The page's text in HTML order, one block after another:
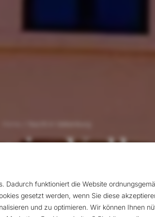
in
von Valkenburg bei
Lage im Stadtzentrum sind
Dadurch funktioniert die Website
gesetzt werden, wenn Sie diese
und zu optimieren. Wir können Ihnen